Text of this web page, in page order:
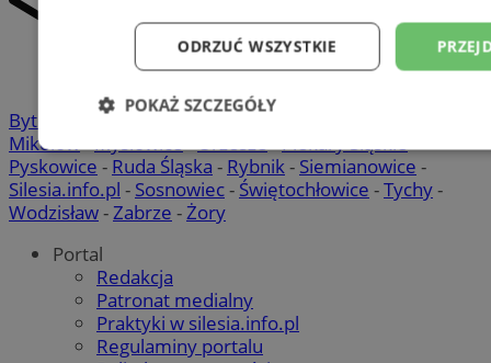
Bytom Chorzów-Gliwice- Katowice
Mikołów-Mysłowice-Orzesze-Piekary Śląskie-
Pyskowice - Ruda Śląska - Rybnik- Siemianowice -
Silesia.info.pl - Sosnowiec- Świętochłowice -Tychy-
Wodzisław-Zabrze -Żory
Portal
Redakcja
Patronat medialny
Praktyki w silesia.info.pl
Regulaminy portalu
ODRZUĆ WSZYSTKIE
POKAŻ SZCZEGÓŁY
Niezbędne Wydajność